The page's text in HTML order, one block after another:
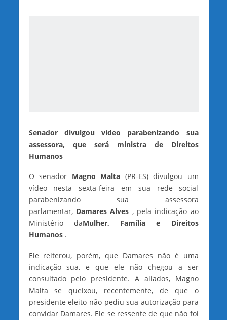
Senador divulgou vídeo parabenizando sua
assessora, que será ministra de Direitos
Humanos
O senador Magno Malta (PR-ES) divulgou um
vídeo nesta sexta-feira em sua rede social
parabenizando sua assessora
parlamentar, Damares Alves , pela indicação ao
Ministério daMulher, Família e Direitos
Humanos.
Ele reiterou, porém, que Damares não é uma
indicação sua, e que ele não chegou a ser
consultado pelo presidente. A aliados, Magno
Malta se queixou, recentemente, de que o
presidente eleito não pediu sua autorização para
convidar Damares. Ele se ressente de que não foi